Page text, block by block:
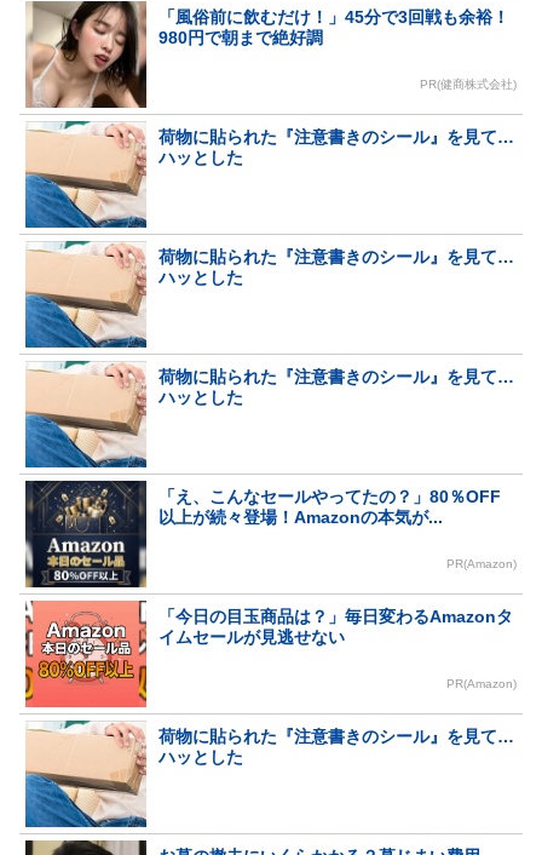
「風俗前に飲むだけ！」45分で3回戦も余裕！
980円で朝まで絶好調
PR(健商株式会社)
荷物に貼られた『注意書きのシール』を見て…
ハッとした
荷物に貼られた『注意書きのシール』を見て…
ハッとした
荷物に貼られた『注意書きのシール』を見て…
ハッとした
「え、こんなセールやってたの？」80％OFF
以上が続々登場！Amazonの本気が...
PR(Amazon)
「今日の目玉商品は？」毎日変わるAmazonタ
イムセールが見逃せない
PR(Amazon)
荷物に貼られた『注意書きのシール』を見て…
ハッとした